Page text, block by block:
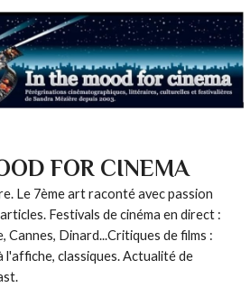
FOR CINEMA
Le 7ème art raconté avec passion
Festivals de cinéma en direct :
Cannes, Dinard...Critiques de films :
l'affiche, classiques. Actualité de